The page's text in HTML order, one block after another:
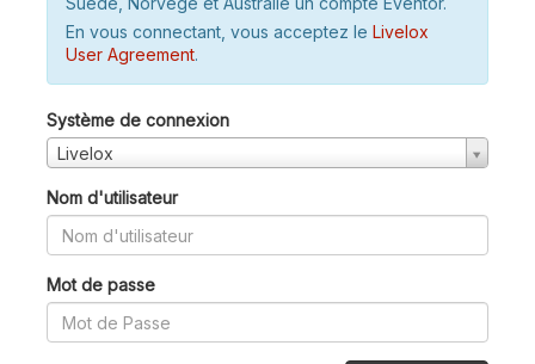
En vous connectant, vous acceptez le Livelox
User Agreement.
Système de connexion
Livelox
Nom d'utilisateur
Mot de passe